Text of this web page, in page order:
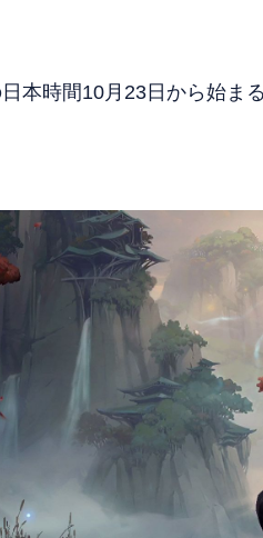
本時間10月23日から始ま